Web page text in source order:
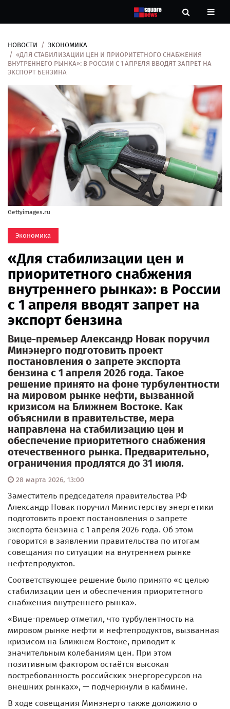
Новости
Контакты
О
нас
НОВОСТИ
ЭКОНОМИКА
«ДЛЯ СТАБИЛИЗАЦИИ ЦЕН И ПРИОРИТЕТНОГО СНАБЖЕНИЯ
ВНУТРЕННЕГО РЫНКА»: В РОССИИ С 1 АПРЕЛЯ ВВОДЯТ ЗАПРЕТ НА
ЭКСПОРТ БЕНЗИНА
Gettyimages.ru
Экономика
«Для стабилизации цен и
приоритетного снабжения
внутреннего рынка»: в России
с 1 апреля вводят запрет на
экспорт бензина
Вице-премьер Александр Новак поручил
Минэнерго подготовить проект
постановления о запрете экспорта
бензина с 1 апреля 2026 года. Такое
решение принято на фоне турбулентности
на мировом рынке нефти, вызванной
кризисом на Ближнем Востоке. Как
объяснили в правительстве, мера
направлена на стабилизацию цен и
обеспечение приоритетного снабжения
отечественного рынка. Предварительно,
ограничения продлятся до 31 июля.
28 марта 2026, 13:00
Заместитель председателя правительства РФ
Александр Новак поручил Министерству энергетики
подготовить проект постановления о запрете
экспорта бензина с 1 апреля 2026 года. Об этом
говорится в заявлении правительства по итогам
совещания по ситуации на внутреннем рынке
нефтепродуктов.
Соответствующее решение было принято «с целью
стабилизации цен и обеспечения приоритетного
снабжения внутреннего рынка».
«Вице-премьер отметил, что турбулентность на
мировом рынке нефти и нефтепродуктов, вызванная
кризисом на Ближнем Востоке, приводит к
значительным колебаниям цен. При этом
позитивным фактором остаётся высокая
востребованность российских энергоресурсов на
внешних рынках», — подчеркнули в кабмине.
В ходе совещания Минэнерго также доложило о